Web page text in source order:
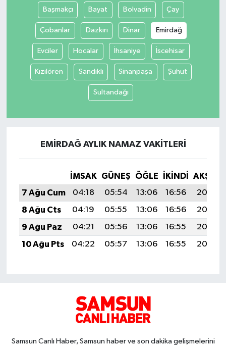
Başmakçı Bayat Bolvadin Çay
Çobanlar Dazkırı Dinar Emirdağ
Evciler Hocalar İhsaniye İscehisar
Kızılören Sandıklı Sinanpaşa Şuhut
Sultandağı
EMIRDAĞ AYLIK NAMAZ VAKITLERI
İMSAK GÜNEŞ ÖĞLE İKINDI
AKŞAM
7 Ağu Cum
04:18 05:54 13:06 16:56
20:08
8 Ağu Cts
04:19 05:55 13:06 16:56
20:07
9 Ağu Paz
04:21 05:56 13:06 16:55
20:06
10 Ağu Pts
04:22 05:57 13:06 16:55 20:05
Samsun Canlı Haber, Samsun haber ve son dakika gelişmelerini